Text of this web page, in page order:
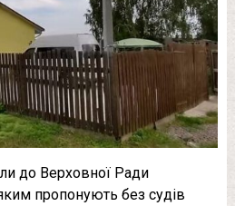
до Верховної Ради
пропонують без судів